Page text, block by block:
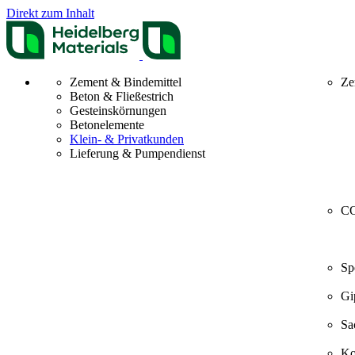
Direkt zum Inhalt
Zement & Bindemittel
Beton & Fließestrich
Gesteinskörnungen
Betonelemente
Klein- & Privatkunden
Lieferung & Pumpendienst